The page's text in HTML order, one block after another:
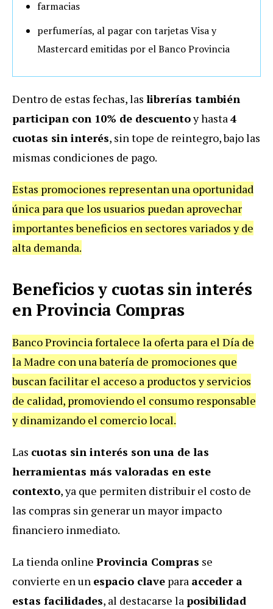
farmacias
perfumerías, al pagar con tarjetas Visa y
Mastercard emitidas por el Banco Provincia
Dentro de estas fechas, las librerías también
participan con 10% de descuentoy hasta4
cuotas sin interés, sin tope de reintegro, bajo las
mismas condiciones de pago.
Estas promociones representan una oportunidad
única para que los usuarios puedan aprovechar
importantes beneficios en sectores variados y de
alta demanda.
Beneficios y cuotas sin interés
en Provincia Compras
Banco Provincia fortalece la oferta para el Día de
la Madre con una batería de promociones que
buscan facilitar el acceso a productos y servicios
de calidad, promoviendo el consumo responsable
y dinamizando el comercio local.
Las cuotas sin interés son una de las
herramientas más valoradas en este
contexto, ya que permiten distribuir el costo de
las compras sin generar un mayor impacto
financiero inmediato.
La tienda online Provincia Compras se
convierte en un espacio clave para acceder a
estas facilidades, al destacarse laposibilidad